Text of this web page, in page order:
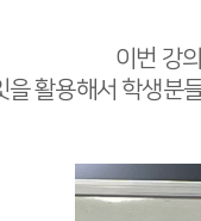
이번 강
을 활용해서 학생분